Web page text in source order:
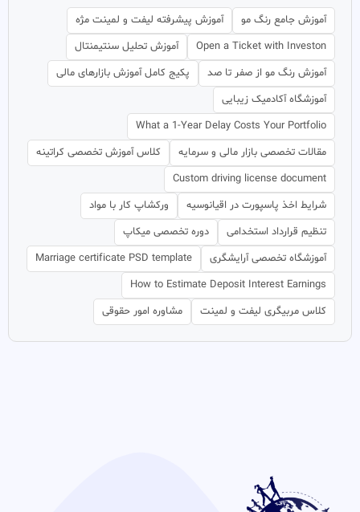
آموزش جامع رنگ مو
آموزش پیشرفته لیفت و لمینت مژه
Open a Ticket with Investon
آموزش تحلیل سنتیمنتال
آموزش رنگ مو از صفر تا صد
پکیج کامل آموزش بازارهای مالی
آموزشگاه آکادمیک زیبایی
What a 1-Year Delay Costs Your Portfolio
مقالات تخصصی بازار مالی و سرمایه
کلاس آموزش تخصصی کراتینه
Custom driving license document
شرایط اخذ پاسپورت در اقیانوسیه
ورکشاپ کار با مواد
تنظیم قرارداد استخدامی
دوره تخصصی میکاپ
آموزشگاه تخصصی آرایشگری
Marriage certificate PSD template
How to Estimate Deposit Interest Earnings
کلاس مربیگری لیفت و لمینت
مشاوره امور حقوقی